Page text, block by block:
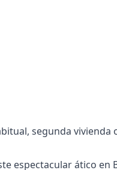
segunda ‌vivienda
espectacular ático en